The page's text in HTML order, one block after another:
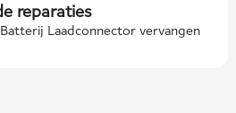
reparaties
Laadconnector vervangen